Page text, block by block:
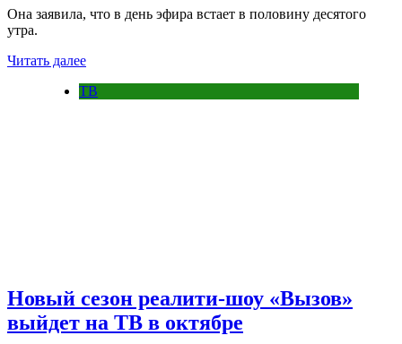
Она заявила, что в день эфира встает в половину десятого
утра.
Читать далее
ТВ
Новый сезон реалити-шоу «Вызов»
выйдет на ТВ в октябре